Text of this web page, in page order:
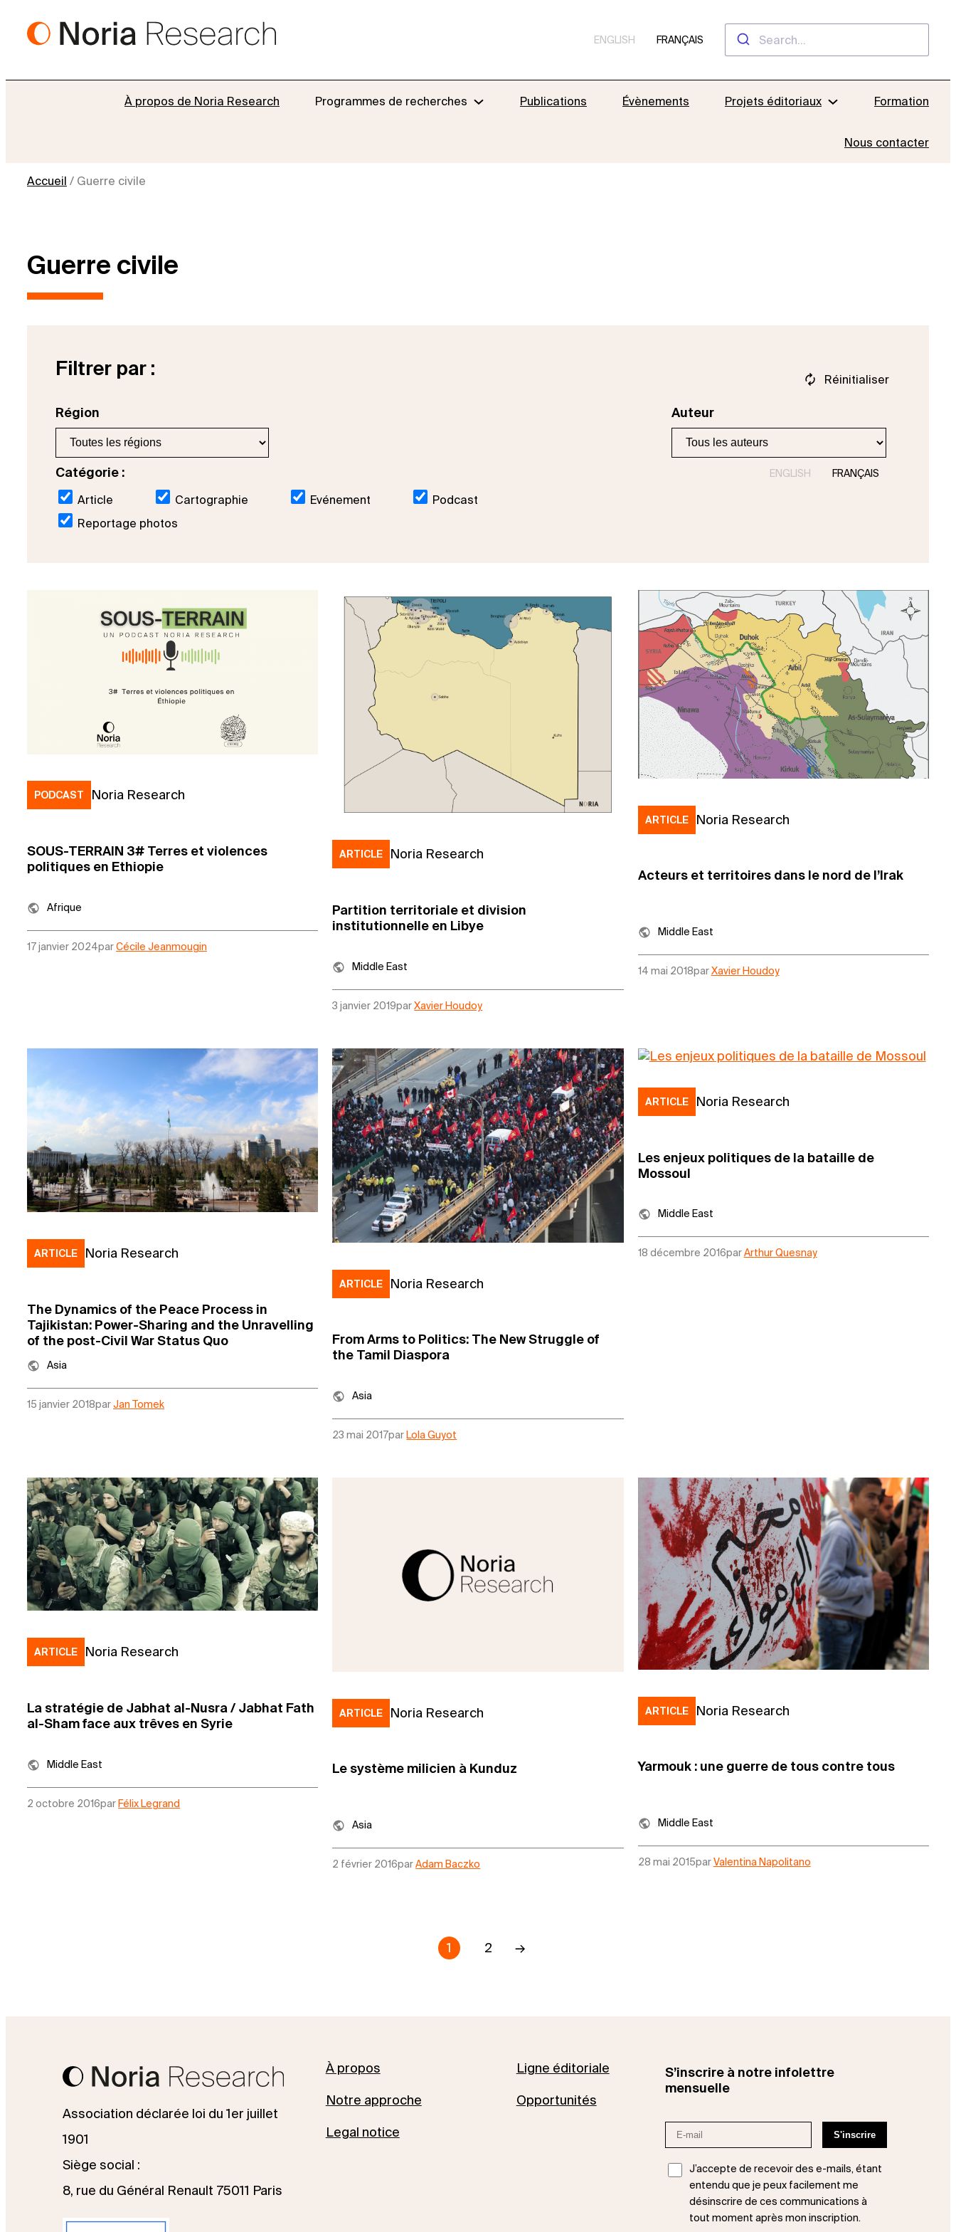
Aller
ENGLISH FRANÇAIS
À propos de Noria Research Programmes de recherches Publications Évènements Projets éditoriaux Formation
Nous contacter
Accueil / Guerre civile
Guerre civile
Filtrer par :
Région Auteur
Catégorie :
Article Cartographie Evénement
Podcast
Reportage photos
Réinitialiser
ENGLISH FRANÇAIS
PODCAST Noria Research
SOUS-TERRAIN 3# Terres et violences
politiques en Ethiopie
Afrique
17 janvier 2024parCécile Jeanmougin
ARTICLE Noria Research
Partition territoriale et division
institutionnelle en Libye
Middle East
3 janvier 2019par Xavier Houdoy
ARTICLE Noria Research
Acteurs et territoires dans le nord de l’Irak
Middle East
14 mai 2018par Xavier Houdoy
ARTICLE Noria Research
The Dynamics of the Peace Process in
Tajikistan: Power-Sharing and the Unravelling
of the post-Civil War Status Quo
Asia
15 janvier 2018parJan Tomek
ARTICLE Noria Research
From Arms to Politics: The New Struggle of
the Tamil Diaspora
Asia
23 mai 2017par Lola Guyot
ARTICLE Noria Research
Les enjeux politiques de la bataille de
Mossoul
Middle East
18 décembre 2016par Arthur Quesnay
ARTICLE Noria Research
La stratégie de Jabhat al-Nusra / Jabhat Fath
al-Sham face aux trêves en Syrie
Middle East
2 octobre 2016par Félix Legrand
ARTICLE Noria Research
Le système milicien à Kunduz
Asia
2 février 2016par Adam Baczko
ARTICLE Noria Research
Yarmouk : une guerre de tous contre tous
Middle East
28 mai 2015par Valentina Napolitano
1 2 →
Association déclarée loi du 1er juillet
1901
Siège social :
8, rue du Général Renault 75011 Paris
À propos
Notre approche
Legal notice
Ligne éditoriale
Opportunités
S’inscrire à notre infolettre
mensuelle
J’accepte de recevoir des e-mails, étant
entendu que je peux facilement me
désinscrire de ces communications à
tout moment après mon inscription.